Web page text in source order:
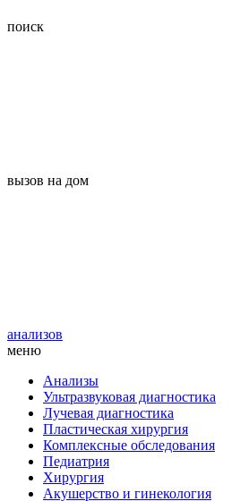
поиск
вызов на дом
анализов
меню
Анализы
Ультразвуковая диагностика
Лучевая диагностика
Пластическая хирургия
Комплексные обследования
Педиатрия
Хирургия
Акушерство и гинекология